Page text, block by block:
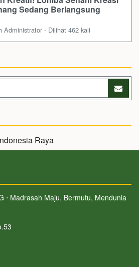
Sedang Berlangsung
Administrator - Dilihat 462 kali
⋅ Madrasah Maju, Bermutu, Mendunia